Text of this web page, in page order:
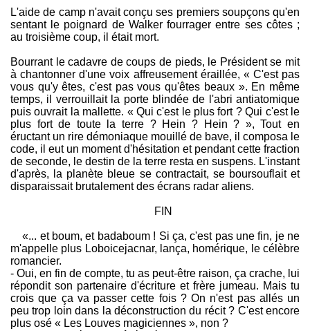
L'aide de camp n'avait conçu ses premiers soupçons qu'en
sentant le poignard de Walker fourrager entre ses côtes ;
au troisième coup, il était mort.
Bourrant le cadavre de coups de pieds, le Président se mit
à chantonner d'une voix affreusement éraillée, « C'est pas
vous qu'y êtes, c'est pas vous qu'êtes beaux ». En même
temps, il verrouillait la porte blindée de l'abri antiatomique
puis ouvrait la mallette. « Qui c'est le plus fort ? Qui c'est le
plus fort de toute la terre ? Hein ? Hein ? », Tout en
éructant un rire démoniaque mouillé de bave, il composa le
code, il eut un moment d'hésitation et pendant cette fraction
de seconde, le destin de la terre resta en suspens. L'instant
d'après, la planète bleue se contractait, se boursouflait et
disparaissait brutalement des écrans radar aliens.
FIN
«... et boum, et badaboum ! Si ça, c'est pas une fin, je ne
m'appelle plus Loboicejacnar, lança, homérique, le célèbre
romancier.
- Oui, en fin de compte, tu as peut-être raison, ça crache, lui
répondit son partenaire d'écriture et frère jumeau. Mais tu
crois que ça va passer cette fois ? On n'est pas allés un
peu trop loin dans la déconstruction du récit ? C'est encore
plus osé « Les Louves magiciennes », non ?